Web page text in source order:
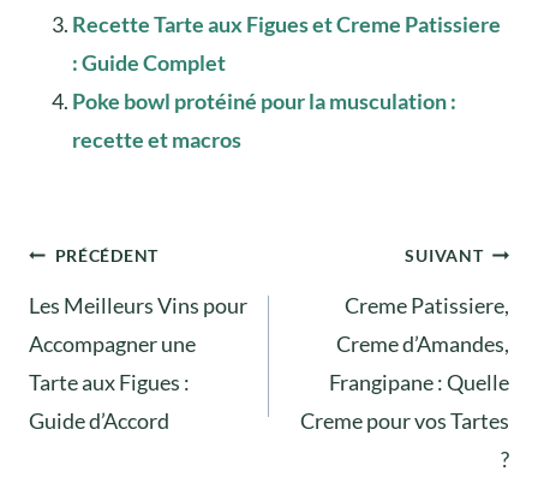
Recette Tarte aux Figues et Creme Patissiere
: Guide Complet
Poke bowl protéiné pour la musculation :
recette et macros
Navigation
de
l’article
PRÉCÉDENT
Les Meilleurs Vins pour
Accompagner une
Tarte aux Figues :
Guide d’Accord
SUIVANT
Creme Patissiere,
Creme d’Amandes,
Frangipane : Quelle
Creme pour vos Tartes
?